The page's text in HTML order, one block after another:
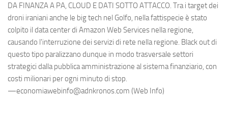
DA FINANZA A PA, CLOUD E DATI SOTTO ATTACCO. Tra i target dei
droni iraniani anche le big tech nel Golfo, nella fattispecie è stato
colpito il data center di Amazon Web Services nella regione,
causando l'interruzione dei servizi di rete nella regione. Black out di
questo tipo paralizzano dunque in modo trasversale settori
strategici dalla pubblica amministrazione al sistema finanziario, con
costi milionari per ogni minuto di stop.
—economiawebinfo@adnkronos.com (Web Info)